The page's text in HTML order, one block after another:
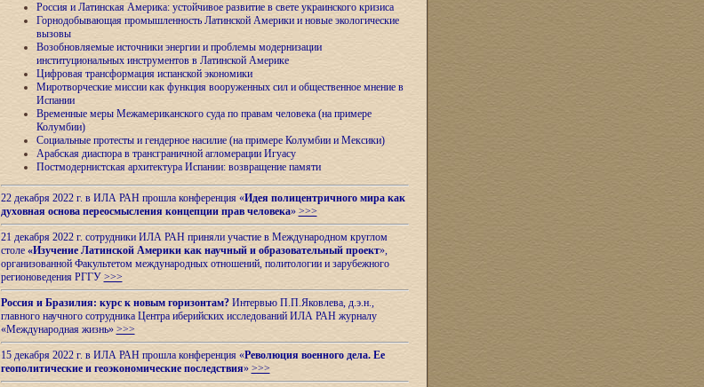
Россия и Латинская Америка: устойчивое развитие в свете украинского кризиса
Горнодобывающая промышленность Латинской Америки и новые экологические
вызовы
Возобновляемые источники энергии и проблемы модернизации
институциональных инструментов в Латинской Америке
Цифровая трансформация испанской экономики
Миротворческие миссии как функция вооруженных сил и общественное мнение в
Испании
Временные меры Межамериканского суда по правам человека (на примере
Колумбии)
Социальные протесты и гендерное насилие (на примере Колумбии и Мексики)
Арабская диаспора в трансграничной агломерации Игуасу
Постмодернистская архитектура Испании: возвращение памяти
22 декабря 2022 г. в ИЛА РАН прошла конференция «Идея полицентричного мира как
духовная основа переосмысления концепции прав человека» >>>
21 декабря 2022 г. сотрудники ИЛА РАН приняли участие в Международном круглом
столе «Изучение Латинской Америки как научный и образовательный проект»,
организованной Факультетом международных отношений, политологии и зарубежного
регионоведения РГГУ >>>
Россия и Бразилия: курс к новым горизонтам?Интервью П.П.Яковлева, д.э.н.,
главного научного сотрудника Центра иберийских исследований ИЛА РАН журналу
«Международная жизнь» >>>
15 декабря 2022 г. в ИЛА РАН прошла конференция «Революция военного дела. Ее
геополитические и геоэкономические последствия» >>>